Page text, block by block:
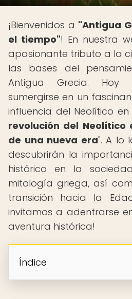
¡Bienvenidos a "Antigua
el tiempo"! En nuestra
apasionante tributo a la
las bases del
Antigua Grecia.
sumergirse en un
influencia del Neolítico
revolución del Neolítico
de una nueva era". A lo
descubrirán la
histórico en la
mitología griega, así
transición hacia la
invitamos a adentrarse
aventura histórica!
Índice